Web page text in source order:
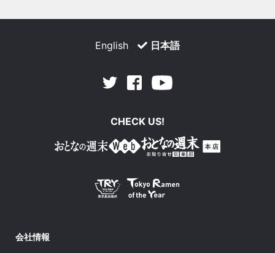
English 日本語
Twitter Facebook
CHECK US!
会社情報